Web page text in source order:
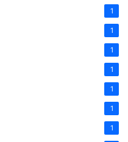
1
1
1
1
1
1
1